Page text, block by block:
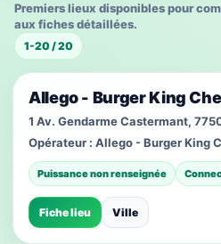
Premiers lieux disponibles pour
aux fiches détaillées.
1-20 / 20
Allego - Burger King
1 Av. Gendarme Castermant,
Opérateur : Allego - Burger King
Puissance non renseignée
Fiche lieu Ville